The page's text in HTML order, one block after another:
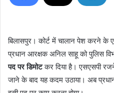
बिलासपुर। कोर्ट में चालान पेश करने के
प्रधान आरक्षक अनिल साहू को पुलिस
पद पर डिमोटकर दिया है। एसएसपी
जाने के बाद यह कदम उठाया। अब